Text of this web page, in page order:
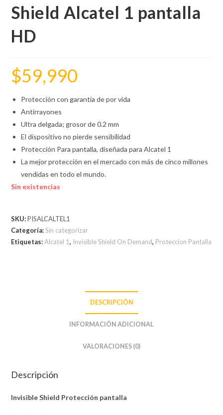
Shield Alcatel 1 pantalla
HD
$59,990
Protección con garantía de por vida
Antirrayones
Ultra delgada; grosor de 0.2 mm
El dispositivo no pierde sensibilidad
Protección Para pantalla, diseñada para Alcatel 1
La mejor protección en el mercado con más de cinco millones
vendidas en todo el mundo.
Sin existencias
SKU:PISALCALTEL1
Categoría:Sin categorizar
Etiquetas:Alcatel 1, Invisible Shield On Demand, Proteccion Pantalla
DESCRIPCIÓN
INFORMACIÓN ADICIONAL
VALORACIONES (0)
Descripción
Invisible Shield Protección pantalla